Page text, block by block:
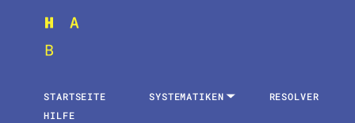
STARTSEITE SYSTEMATIKEN
RESOLVER
HILFE